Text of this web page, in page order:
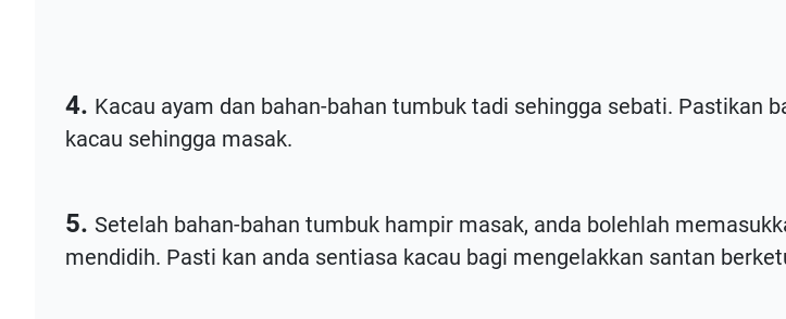
4. Kacau ayam dan bahan-bahan tumbuk tadi sehingga sebati. Pastikan
kacau sehingga masak.
5. Setelah bahan-bahan tumbuk hampir masak, anda bolehlah
mendidih. Pasti kan anda sentiasa kacau bagi mengelakkan santan